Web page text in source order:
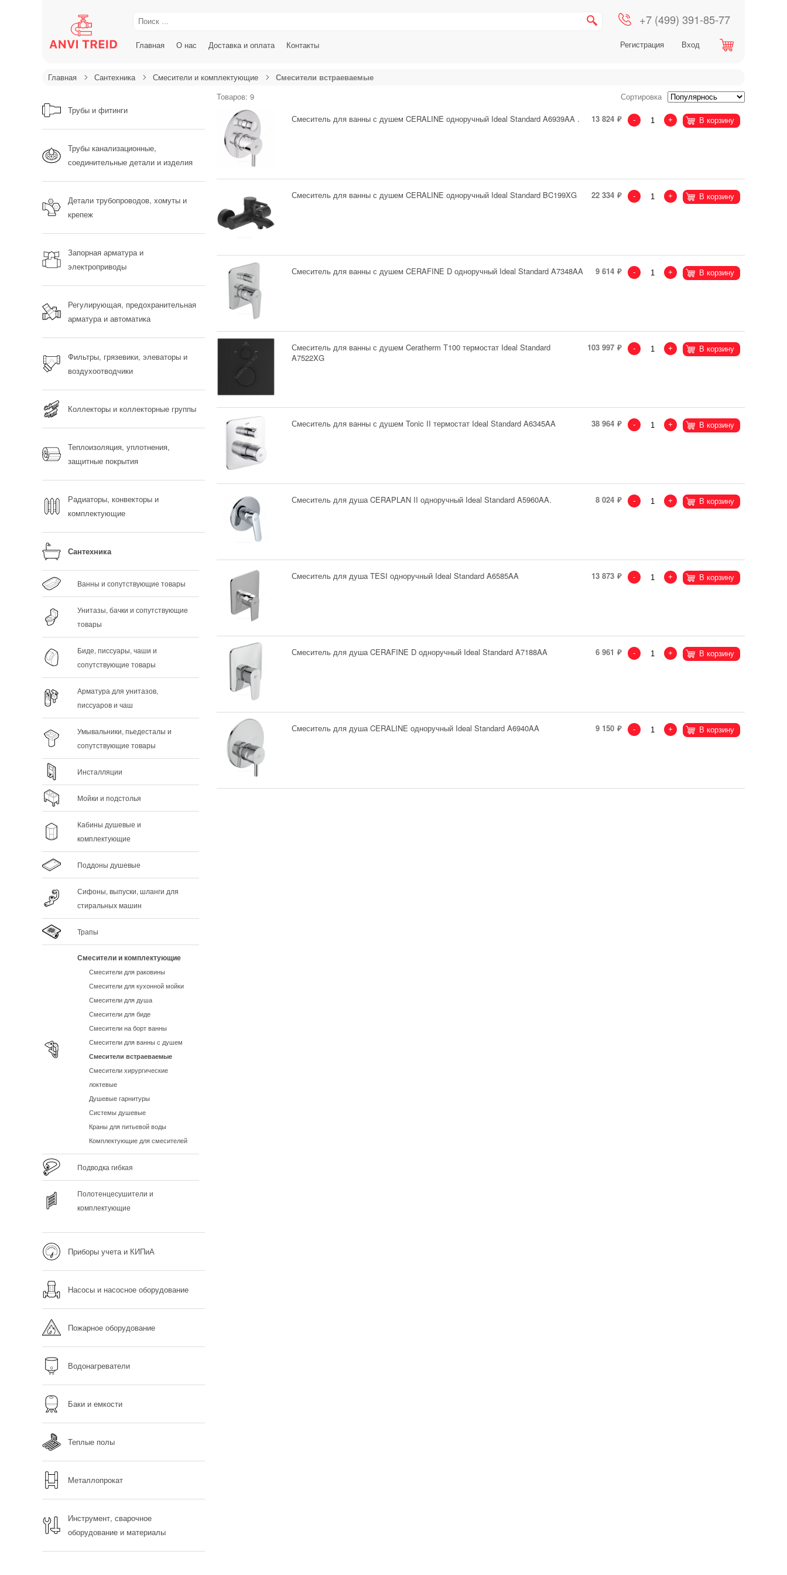
Главная О нас Доставка и оплата Контакты
+7 (499) 391-85-77
Регистрация Вход
Главная Сантехника Смесители и комплектующие Смесители встраеваемые
Трубы и фитинги
Трубы канализационные,
соединительные детали и изделия
Детали трубопроводов, хомуты и
крепеж
Запорная арматура и
электроприводы
Регулирующая, предохранительная
арматура и автоматика
Фильтры, грязевики, элеваторы и
воздухоотводчики
Коллекторы и коллекторные группы
Теплоизоляция, уплотнения,
защитные покрытия
Радиаторы, конвекторы и
комплектующие
Сантехника
Ванны и сопутствующие товары
Унитазы, бачки и сопутствующие
товары
Биде, писсуары, чаши и
сопутствующие товары
Арматура для унитазов,
писсуаров и чаш
Умывальники, пьедесталы и
сопутствующие товары
Инсталляции
Мойки и подстолья
Кабины душевые и
комплектующие
Поддоны душевые
Сифоны, выпуски, шланги для
стиральных машин
Трапы
Смесители и комплектующие
Смесители для раковины
Смесители для кухонной мойки
Смесители для душа
Смесители для биде
Смесители на борт ванны
Смесители для ванны с душем
Смесители встраеваемые
Смесители хирургические
локтевые
Душевые гарнитуры
Системы душевые
Краны для питьевой воды
Комплектующие для смесителей
Подводка гибкая
Полотенцесушители и
комплектующие
Приборы учета и КИПиА
Насосы и насосное оборудование
Пожарное оборудование
Водонагреватели
Баки и емкости
Теплые полы
Металлопрокат
Инструмент, сварочное
оборудование и материалы
Товаров: 9
Сортировка
Смеситель для ванны с душем CERALINE одноручный Ideal Standard A6939AA .
13 824 - + В корзину
Смеситель для ванны с душем CERALINE одноручный Ideal Standard BC199XG 22 334 - + В корзину
Смеситель для ванны с душем CERAFINE D одноручный Ideal Standard A7348AA 9 614 - + В корзину
Смеситель для ванны с душем Ceratherm Т100 термостат Ideal Standard
A7522XG
103 997 - + В корзину
Смеситель для ванны с душем Tonic II термостат Ideal Standard A6345AA 38 964 - + В корзину
Смеситель для душа CERAPLAN II одноручный Ideal Standard A5960AA. 8 024 - + В корзину
Смеситель для душа TESI одноручный Ideal Standard A6585AA 13 873 - + В корзину
Смеситель для душа CERAFINE D одноручный Ideal Standard A7188AA 6 961 - + В корзину
Смеситель для душа CERALINE одноручный Ideal Standard A6940AA 9 150 - + В корзину